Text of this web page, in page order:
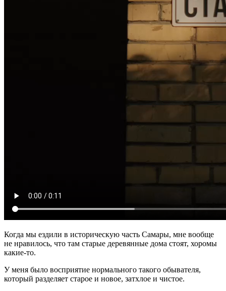
Когда мы ездили в историческую часть Самары, мне вообще
не нравилось, что там старые деревянные дома стоят, хоромы
какие-то.
У меня было восприятие нормального такого обывателя,
который разделяет старое и новое, затхлое и чистое.